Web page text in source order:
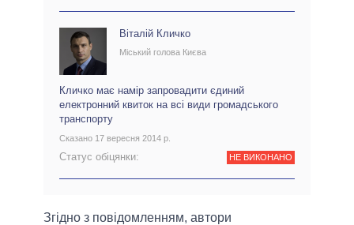
Віталій Кличко
Міський голова Києва
Кличко має намір запровадити єдиний
електронний квиток на всі види громадського
транспорту
Сказано 17 вересня 2014 р.
Статус обіцянки: НЕ ВИКОНАНО
Згідно з повідомленням, автори